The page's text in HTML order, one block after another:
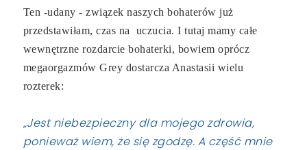
Ten -udany - związek naszych bohaterów już
przedstawiłam, czas na uczucia. I tutaj mamy całe
wewnętrzne rozdarcie bohaterki, bowiem oprócz
megaorgazmów Grey dostarcza Anastasii wielu
rozterek:
„Jest niebezpieczny dla mojego zdrowia,
ponieważ wiem, że się zgodzę. A część mnie